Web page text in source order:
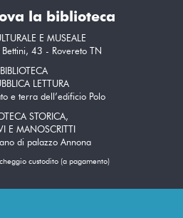
la biblioteca
E MUSEALE
43 - Rovereto TN
BIBLIOTECA
LETTURA
e terra dell’edificio Polo
STORICA,
E MANOSCRITTI
di palazzo Annona
custodito (a pagamento)